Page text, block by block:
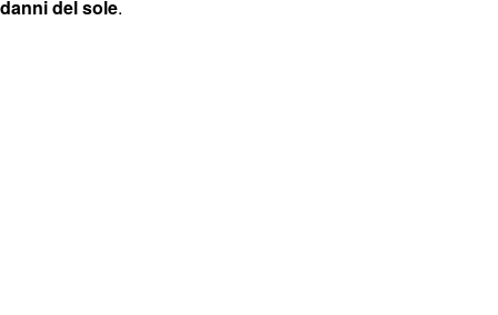
danni del sole.